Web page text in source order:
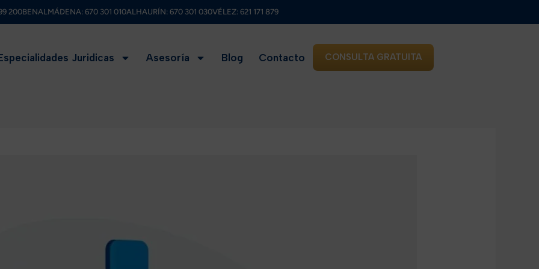
200BENALMÁDENA: 670 301 010ALHAURÍN: 670 301 030VÉLEZ: 621 171 879
Juridicas Asesoría Blog Contacto CONSULTA GRATUITA